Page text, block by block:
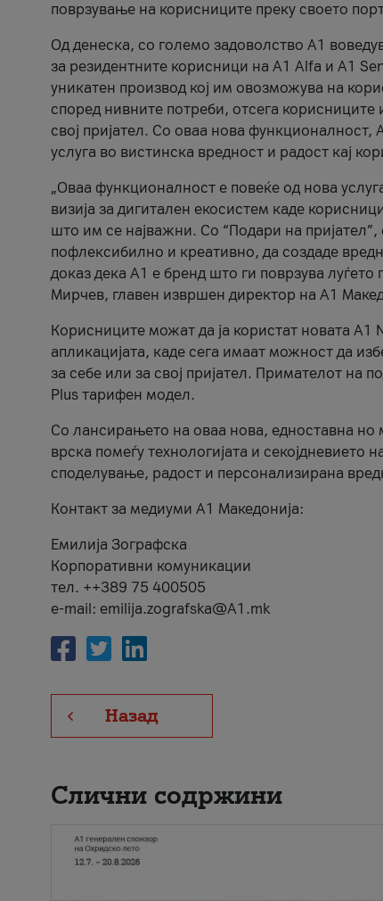
поврзување на корисниците преку своето
Од денеска, со големо задоволство А1
за резидентните корисници на А1 Alfa и A1
уникатен производ кој им овозможува на
според нивните потреби, отсега корисниците
свој пријател. Со оваа нова
услуга во вистинска вредност и радост кај
„Оваа функционалност е повеќе од нова
визија за дигитален екосистем каде
што им се најважни. Со “Подари на пријател”,
пофлексибилно и креативно, да создаде
доказ дека А1 е бренд што ги поврзува луѓето
Мирчев, главен извршен директор на А1
Корисниците можат да ја користат новата А1
апликацијата, каде сега имаат можност да
за себе или за свој пријател. Примателот на
Plus тарифен модел.
Со лансирањето на оваа нова, едноставна
врска помеѓу технологијата и секојдневието
споделување, радост и персонализирана
Контакт за медиуми А1 Македонија:
Емилија Зографска
Корпоративни комуникации
тел. ++389 75 400505
e-mail: emilija.zografska@A1.mk
Назад
Слични содржини